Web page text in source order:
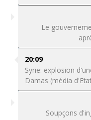
Le
20:09
Syrie: explosion
Damas (média
Soupçons